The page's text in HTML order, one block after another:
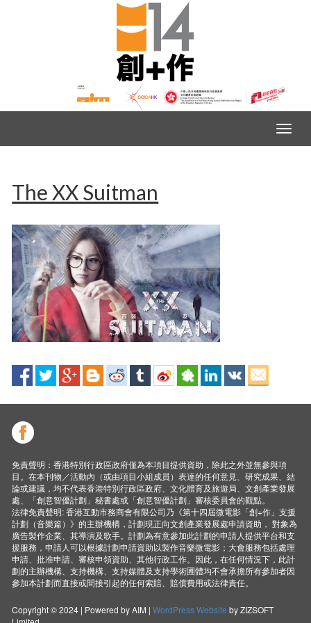
The XX Suitman
免責聲明：香港特別行政區政府僅為本項目提供資助，除此之外並無參與項
目。在本刊物／活動內（或由項目小組成員）表達的任何意見、研究成果、結
論或建議，均不代表香港特別行政區政府、文化體育及旅遊局、文創產業發展
處、「創意智優計劃」秘書處或「創意智優計劃」審核委員會的觀點。
法律免責聲明: 香港互動市務商會有限公司乃《第十四屆微電影「創+作」支援
計劃（音樂篇）》的主辦機構，計劃現正向文創產業發展處申請資助， 對象為
廣告製作企業、其導演及歌手。計劃為有意參加此計劃的申請人提供平台和支
援服務，申請人可以根據計劃申請資助以製作音樂微電影；大會服務包括處理
申請、批准申請、審核申領資助、其他行政工作。因此，在任何情況下，此計
劃的主辦機構、支持機構、支持媒體及支持學術圑體均不會承擔所有參加者因
參加本計劃而直接或間接引起的任何索賠、賠償費用或法律責任。
Copyright © 2024 | Powered by AIM |WordPress Website by ZIZSOFT